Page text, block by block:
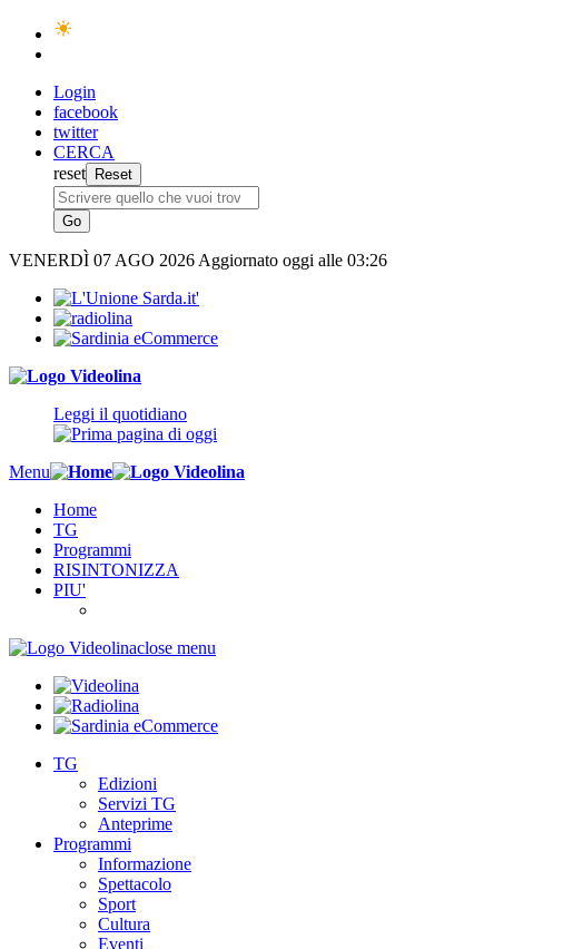
Login
facebook
twitter
CERCA
reset
VENERDÌ 07 AGO 2026 Aggiornato oggi alle 03:26
Leggi il quotidiano
Menu
Home
TG
Programmi
RISINTONIZZA
PIU'
close menu
TG
Edizioni
Servizi TG
Anteprime
Programmi
Informazione
Spettacolo
Sport
Cultura
Eventi